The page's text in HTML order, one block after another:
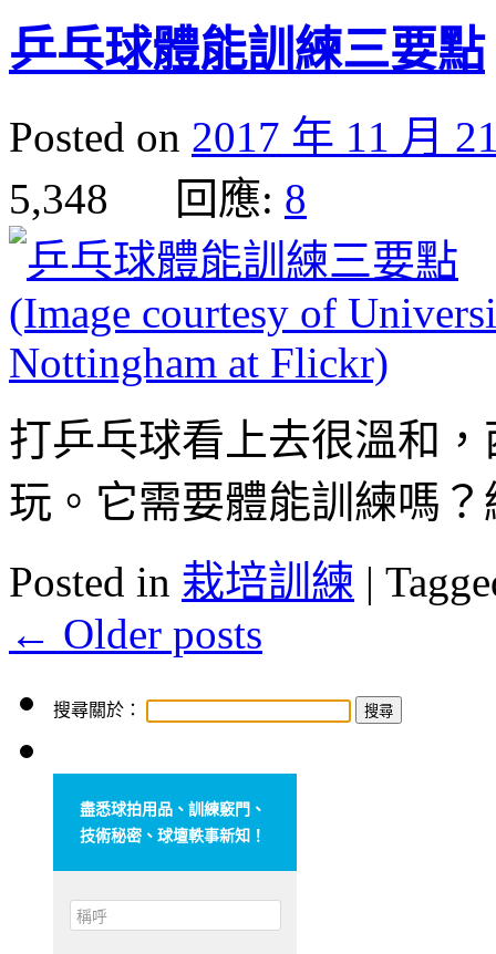
乒乓球體能訓練三要點
Posted on 2017 年 11 月
5,348 回應: 8
打乒乓球看上去很溫和
玩。它需要體能訓練嗎
Posted in 栽培訓練 |
← Older posts
搜尋關於：
盡悉球拍用品、訓練竅門、
技術秘密、球壇軼事新知！